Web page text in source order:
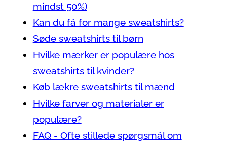
mindst 50%)
Kan du få for mange sweatshirts?
Søde sweatshirts til børn
Hvilke mærker er populære hos
sweatshirts til kvinder?
Køb lækre sweatshirts til mænd
Hvilke farver og materialer er
populære?
FAQ - Ofte stillede spørgsmål om